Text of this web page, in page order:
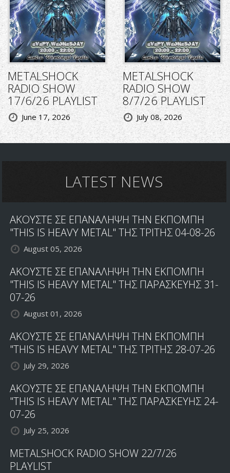
METALSHOCK
RADIO SHOW
17/6/26 PLAYLIST
June 17, 2026
METALSHOCK
RADIO SHOW
8/7/26 PLAYLIST
July 08, 2026
LATEST NEWS
ΑΚΟΥΣΤΕ ΣΕ ΕΠΑΝΑΛΗΨΗ ΤΗΝ ΕΚΠΟΜΠΗ
"THIS IS HEAVY METAL" ΤΗΣ ΤΡΙΤΗΣ 04-08-26
August 05, 2026
ΑΚΟΥΣΤΕ ΣΕ ΕΠΑΝΑΛΗΨΗ ΤΗΝ ΕΚΠΟΜΠΗ
"THIS IS HEAVY METAL" ΤΗΣ ΠΑΡΑΣΚΕΥΗΣ 31-
07-26
August 01, 2026
ΑΚΟΥΣΤΕ ΣΕ ΕΠΑΝΑΛΗΨΗ ΤΗΝ ΕΚΠΟΜΠΗ
"THIS IS HEAVY METAL" ΤΗΣ ΤΡΙΤΗΣ 28-07-26
July 29, 2026
ΑΚΟΥΣΤΕ ΣΕ ΕΠΑΝΑΛΗΨΗ ΤΗΝ ΕΚΠΟΜΠΗ
"THIS IS HEAVY METAL" ΤΗΣ ΠΑΡΑΣΚΕΥΗΣ 24-
07-26
July 25, 2026
METALSHOCK RADIO SHOW 22/7/26
PLAYLIST